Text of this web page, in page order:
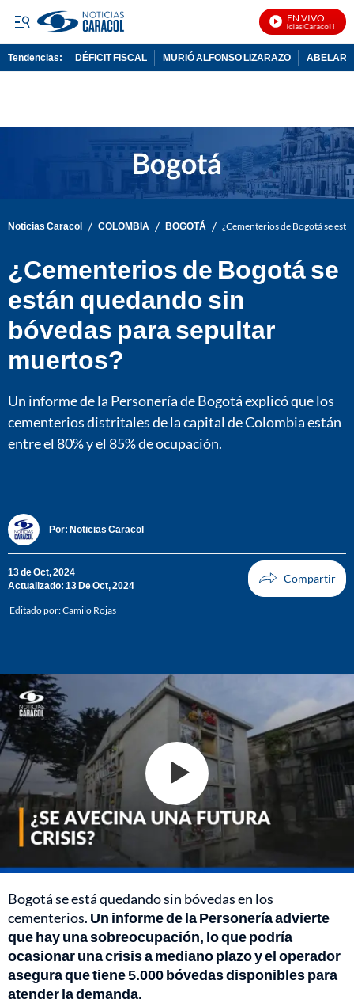
EN VIVO
Noticias Caracol En
Tendencias: DÉFICIT FISCAL MURIÓ ALFONSO LIZARAZO
Noticias Caracol / COLOMBIA / BOGOTÁ / ¿Cementerios de Bogotá se
¿Cementerios de Bogotá se
están quedando sin
bóvedas para sepultar
muertos?
Un informe de la Personería de Bogotá explicó que los
cementerios distritales de la capital de Colombia están
entre el 80% y el 85% de ocupación.
Por: Noticias Caracol
13 de Oct, 2024
Actualizado: 13 De Oct, 2024
Editado por:Camilo Rojas
Bogotá se está quedando sin bóvedas en los
cementerios. Un informe de la Personería advierte
que hay una sobreocupación, lo que podría
ocasionar una crisis a mediano plazo y el operador
asegura que tiene 5.000 bóvedas disponibles para
atender la demanda.